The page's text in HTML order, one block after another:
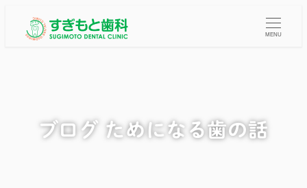
MENU
ブログ ためになる歯の話